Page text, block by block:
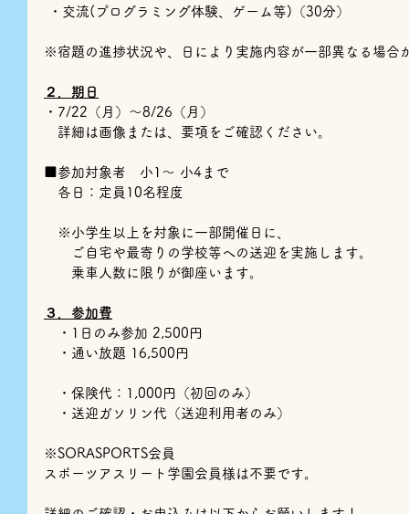
・交流(プログラミング体験、ゲーム等)（30分）
※宿題の進捗状況や、日により実施内容が一部異なる場合
２．期日
・7/22（月）～8/26（月）
詳細は画像または、要項をご確認ください。
■参加対象者　小1～ 小4まで
各日：定員10名程度
※小学生以上を対象に一部開催日に、
ご自宅や最寄りの学校等への送迎を実施します。
乗車人数に限りが御座います。
３．参加費
・1日のみ参加 2,500円
・通い放題 16,500円
・保険代：1,000円（初回のみ）
・送迎ガソリン代（送迎利用者のみ）
※SORASPORTS会員
スポーツアスリート学園会員様は不要です。